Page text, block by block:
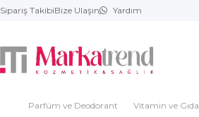
Sipariş TakibiBize Ulaşın Yardım
Parfüm ve Deodorant Vitamin ve